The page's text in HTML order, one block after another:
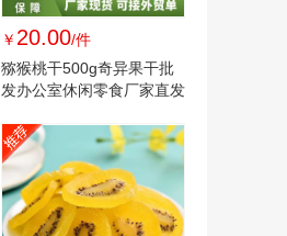
￥ 20.00/件
猕猴桃干500g奇异果干批
发办公室休闲零食厂家直发